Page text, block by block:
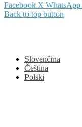
Facebook X WhatsApp
Back to top button
Slovenčina
Čeština
Polski